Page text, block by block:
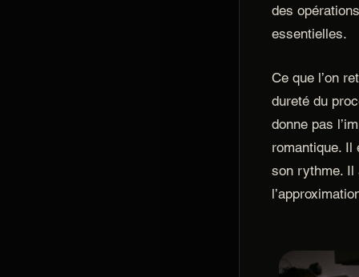
des
essentielles.
Ce que l’on
dureté du
donne pas
romantique. Il
son rythme. Il